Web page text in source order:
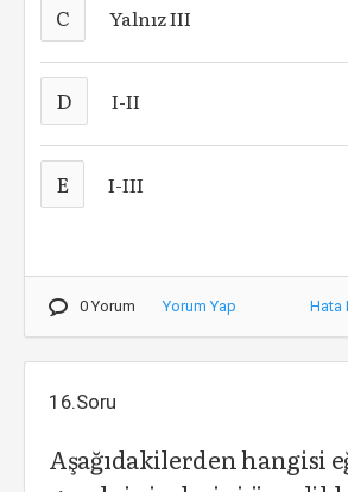
C Yalnız III
D I-II
E I-III
0 Yorum Yorum Yap Hata
16.Soru
Aşağıdakilerden hangisi